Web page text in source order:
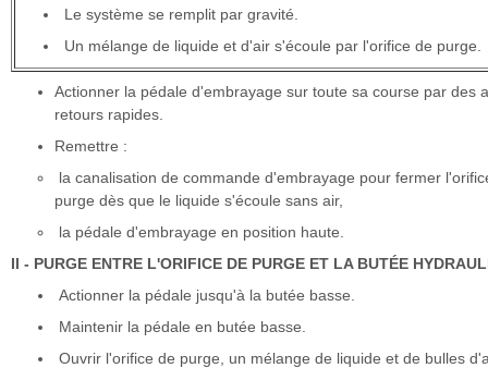
Le système se remplit par gravité.
Un mélange de liquide et d'air s'écoule par l'orifice de purge.
Actionner la pédale d'embrayage sur toute sa course par des
retours rapides.
Remettre :
la canalisation de commande d'embrayage pour fermer
purge dès que le liquide s'écoule sans air,
la pédale d'embrayage en position haute.
II - PURGE ENTRE L'ORIFICE DE PURGE ET LA BUTÉE
Actionner la pédale jusqu'à la butée basse.
Maintenir la pédale en butée basse.
Ouvrir l'orifice de purge, un mélange de liquide et de bulles